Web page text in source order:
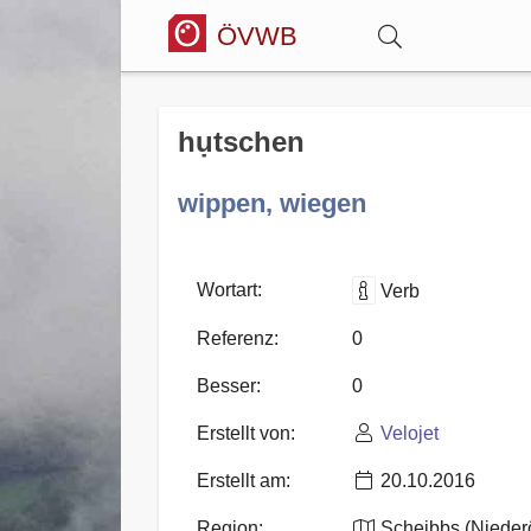
ÖVWB
Wörterbuch
Blog
hụtschen
wippen, wiegen
Wortart: Verb
Referenz: 0
Besser: 0
Erstellt von: Velojet
Erstellt am: 20.10.2016